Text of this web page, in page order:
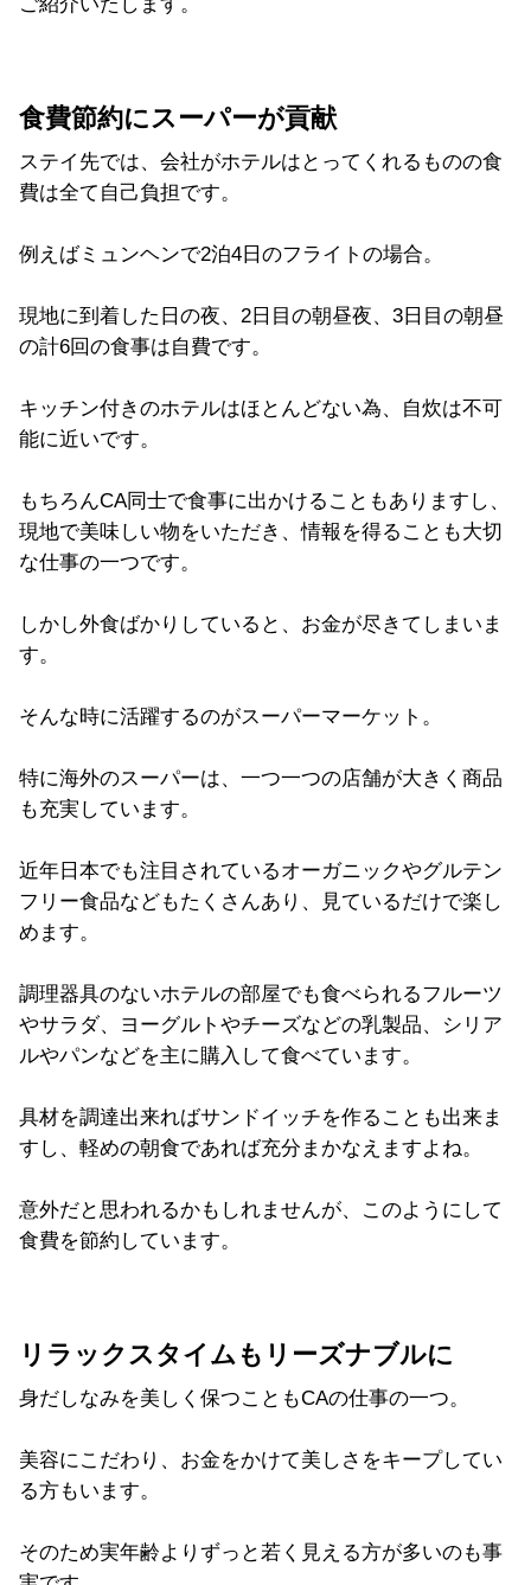
食費節約にスーパーが貢献
ステイ先では、会社がホテルはとってくれるものの食
費は全て自己負担です。
例えばミュンヘンで2泊4日のフライトの場合。
現地に到着した日の夜、2日目の朝昼夜、3日目の朝昼
の計6回の食事は自費です。
キッチン付きのホテルはほとんどない為、自炊は不可
能に近いです。
もちろんCA同士で食事に出かけることもありますし、
現地で美味しい物をいただき、情報を得ることも大切
な仕事の一つです。
しかし外食ばかりしていると、お金が尽きてしまいま
す。
そんな時に活躍するのがスーパーマーケット。
特に海外のスーパーは、一つ一つの店舗が大きく商品
も充実しています。
近年日本でも注目されているオーガニックやグルテン
フリー食品などもたくさんあり、見ているだけで楽し
めます。
調理器具のないホテルの部屋でも食べられるフルーツ
やサラダ、ヨーグルトやチーズなどの乳製品、シリア
ルやパンなどを主に購入して食べています。
具材を調達出来ればサンドイッチを作ることも出来ま
すし、軽めの朝食であれば充分まかなえますよね。
意外だと思われるかもしれませんが、このようにして
食費を節約しています。
リラックスタイムもリーズナブルに
身だしなみを美しく保つこともCAの仕事の一つ。
美容にこだわり、お金をかけて美しさをキープしてい
る方もいます。
そのため実年齢よりずっと若く見える方が多いのも事